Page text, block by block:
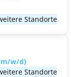
Standorte
w/d)
Standorte